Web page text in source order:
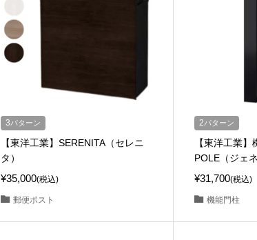
3パターン
【東洋工業】SERENITA（セレニ
タ）
¥35,000(税込)
郵便ポスト
2パターン
【東洋工業
POLE（ジェ
¥31,700(税込)
機能門柱